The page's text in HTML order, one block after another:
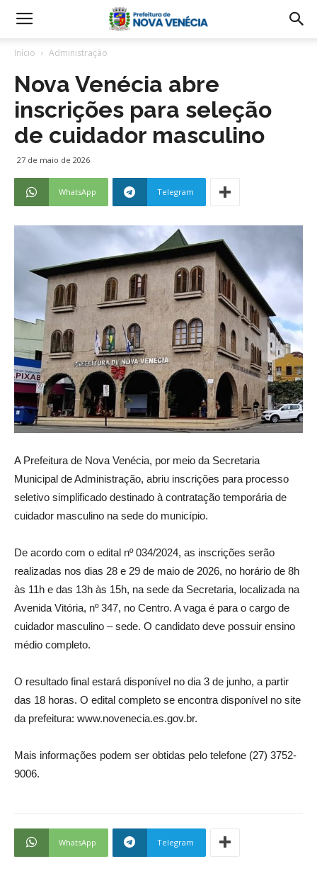
Início Administração
Nova Venécia abre
inscrições para seleção
de cuidador masculino
27 de maio de 2026
WhatsApp Telegram
A Prefeitura de Nova Venécia, por meio da Secretaria
Municipal de Administração, abriu inscrições para processo
seletivo simplificado destinado à contratação temporária de
cuidador masculino na sede do município.
De acordo com o edital nº 034/2024, as inscrições serão
realizadas nos dias 28 e 29 de maio de 2026, no horário de 8h
às 11h e das 13h às 15h, na sede da Secretaria, localizada na
Avenida Vitória, nº 347, no Centro. A vaga é para o cargo de
cuidador masculino – sede. O candidato deve possuir ensino
médio completo.
O resultado final estará disponível no dia 3 de junho, a partir
das 18 horas. O edital completo se encontra disponível no site
da prefeitura: www.novenecia.es.gov.br.
Mais informações podem ser obtidas pelo telefone (27) 3752-
9006.
WhatsApp Telegram